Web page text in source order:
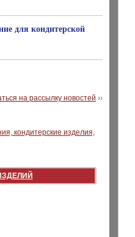
для кондитерской
на рассылку новостей ››